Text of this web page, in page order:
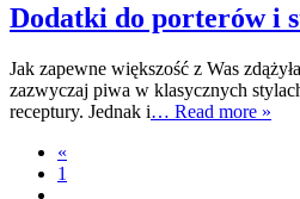
Dodatki do porterów i
Jak zapewne większość z Was
zazwyczaj piwa w klasycznych
receptury. Jednak i… Read more »
«
1
…